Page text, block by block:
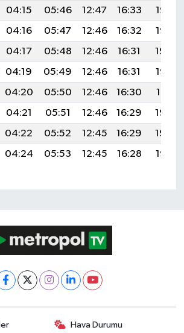
04:15 05:46 12:47 16:33
19:37
04:16 05:47 12:46 16:32
19:36
04:17 05:48 12:46 16:31
19:34
04:19 05:49 12:46 16:31
19:33
04:20 05:50 12:46 16:30
19:31
04:21 05:51 12:46 16:29
19:30
04:22 05:52 12:45 16:29
19:29
04:24 05:53 12:45 16:28 19:27
Hava Durumu